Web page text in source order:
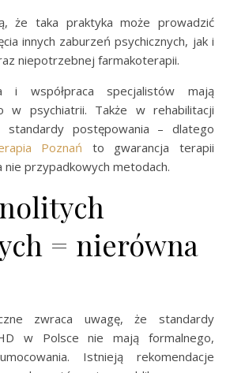
że taka praktyka może prowadzić
innych zaburzeń psychicznych, jak i
niepotrzebnej farmakoterapii.
i współpraca specjalistów mają
w psychiatrii. Także w rehabilitacji
standardy postępowania – dlatego
Poznań to gwarancja terapii
przypadkowych metodach.
= nierówna
zwraca uwagę, że standardy
w Polsce nie mają formalnego,
Istnieją rekomendacje